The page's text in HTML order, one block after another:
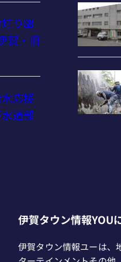
り幽
賀・旧
応援
道部
伊賀タウン情報YOU
伊賀タウン情報ユーは、